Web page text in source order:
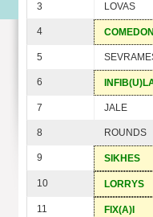
3 LOVAS
4
5
6
7 JALE
8 ROUNDS
9 SIKHES
10 LORRYS
11 FIX(A)I